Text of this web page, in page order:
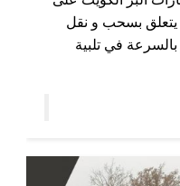
يتعلق بسحب و نقل
في تلبية